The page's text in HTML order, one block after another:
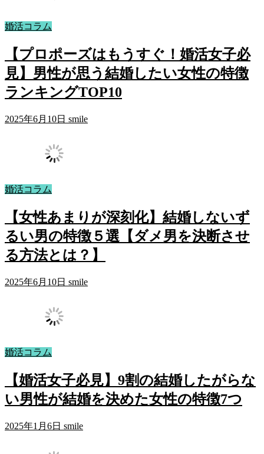
婚活コラム
【プロポーズはもうすぐ！婚活女子必
見】男性が思う結婚したい女性の特徴
ランキングTOP10
2025年6月10日 smile
婚活コラム
【女性あまりが深刻化】結婚しないず
るい男の特徴５選【ダメ男を決断させ
る方法とは？】
2025年6月10日 smile
婚活コラム
【婚活女子必見】9割の結婚したがらな
い男性が結婚を決めた女性の特徴7つ
2025年1月6日 smile